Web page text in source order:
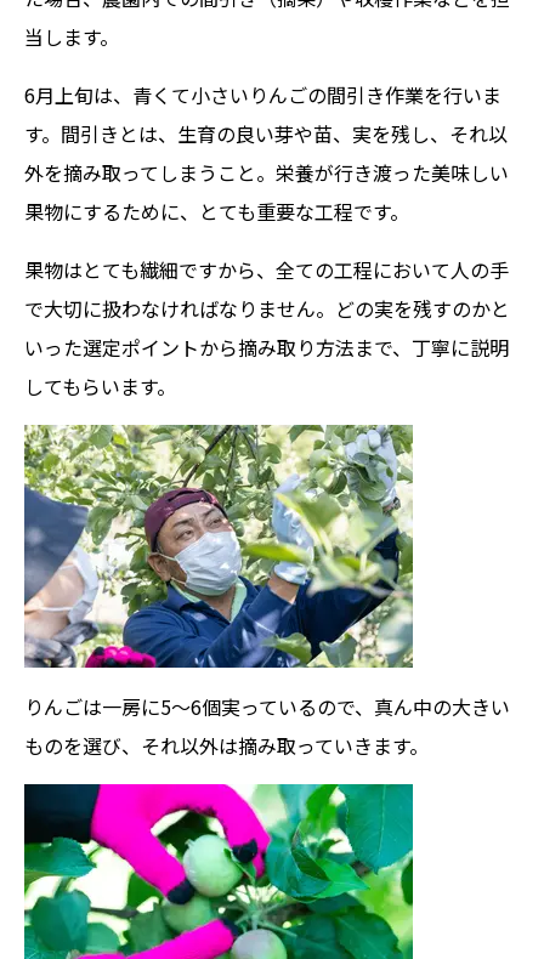
当します。
6月上旬は、青くて小さいりんごの間引き作業を行いま
す。間引きとは、生育の良い芽や苗、実を残し、それ以
外を摘み取ってしまうこと。栄養が行き渡った美味しい
果物にするために、とても重要な工程です。
果物はとても繊細ですから、全ての工程において人の手
で大切に扱わなければなりません。どの実を残すのかと
いった選定ポイントから摘み取り方法まで、丁寧に説明
してもらいます。
りんごは一房に5〜6個実っているので、真ん中の大きい
ものを選び、それ以外は摘み取っていきます。